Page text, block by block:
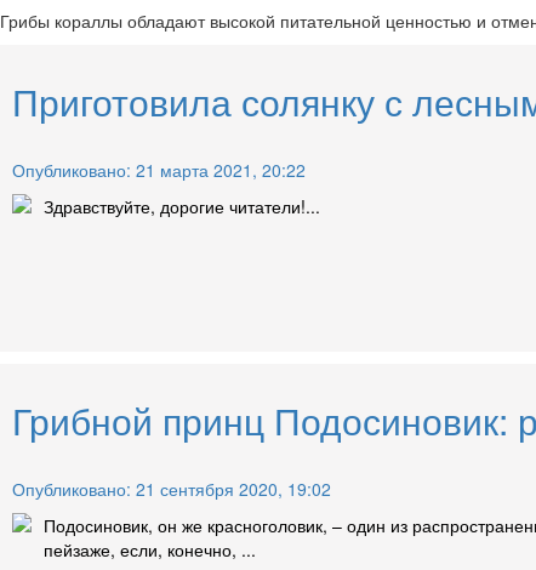
Грибы кораллы обладают высокой питательной ценностью и
Приготовила солянку с
Опубликовано: 21 марта 2021, 20:22
Здравствуйте, дорогие читатели!...
Грибной принц Подосиновик:
Опубликовано: 21 сентября 2020, 19:02
Подосиновик, он же красноголовик, – один из
пейзаже, если, конечно, ...